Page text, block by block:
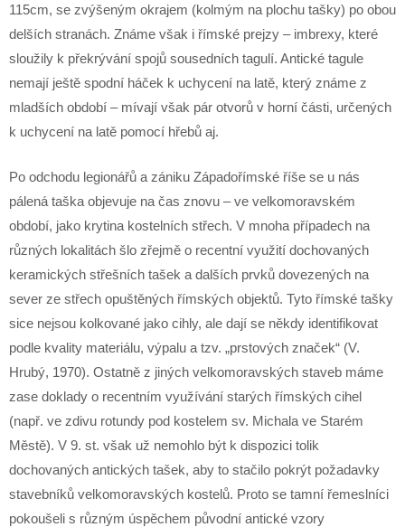
115cm, se zvýšeným okrajem (kolmým na plochu tašky) po obou
delších stranách. Známe však i římské prejzy – imbrexy, které
sloužily k překrývání spojů sousedních tagulí. Antické tagule
nemají ještě spodní háček k uchycení na latě, který známe z
mladších období – mívají však pár otvorů v horní části, určených
k uchycení na latě pomocí hřebů aj.
Po odchodu legionářů a zániku Západořímské říše se u nás
pálená taška objevuje na čas znovu – ve velkomoravském
období, jako krytina kostelních střech. V mnoha případech na
různých lokalitách šlo zřejmě o recentní využití dochovaných
keramických střešních tašek a dalších prvků dovezených na
sever ze střech opuštěných římských objektů. Tyto římské tašky
sice nejsou kolkované jako cihly, ale dají se někdy identifikovat
podle kvality materiálu, výpalu a tzv. „prstových značek“ (V.
Hrubý, 1970). Ostatně z jiných velkomoravských staveb máme
zase doklady o recentním využívání starých římských cihel
(např. ve zdivu rotundy pod kostelem sv. Michala ve Starém
Městě). V 9. st. však už nemohlo být k dispozici tolik
dochovaných antických tašek, aby to stačilo pokrýt požadavky
stavebníků velkomoravských kostelů. Proto se tamní řemeslníci
pokoušeli s různým úspěchem původní antické vzory